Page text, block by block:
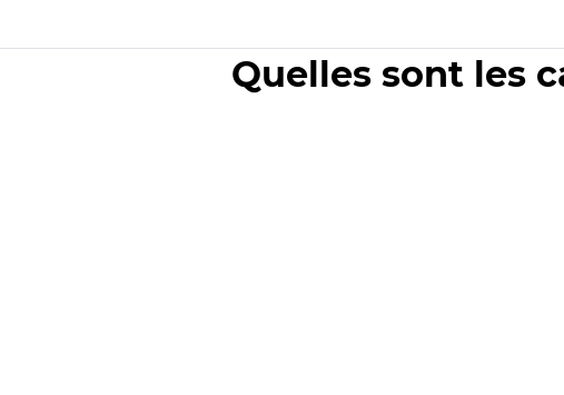
Quelles sont les